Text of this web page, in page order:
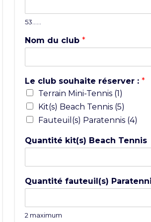
53……
Nom du club *
Le club souhaite réserver : *
Terrain Mini-Tennis (1)
Kit(s) Beach Tennis (5)
Fauteuil(s) Paratennis (4)
Quantité kit(s) Beach Tennis
Quantité fauteuil(s)
2 maximum